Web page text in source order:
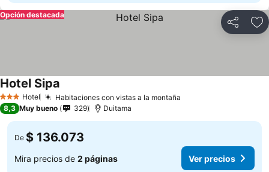
Compartir
Opción destacada
3 Estrellas
Hotel Habitaciones con vistas a la montaña
Hotel Sipa
8,3 Muy bueno 329 Duitama
De $ 136.073
Mira precios de 2 páginas Ver precios